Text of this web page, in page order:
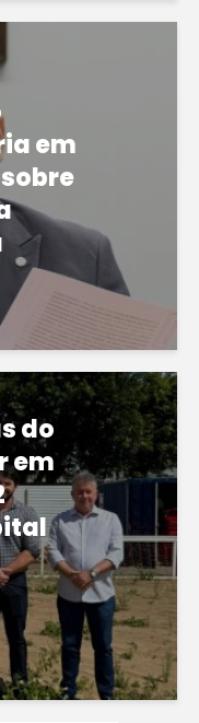
em
do
em